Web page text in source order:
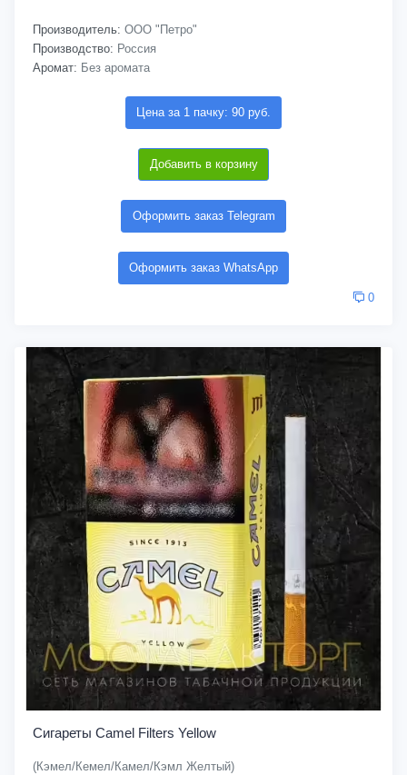
Производитель: ООО "Петро"
Производство: Россия
Аромат: Без аромата
Цена за 1 пачку: 90 руб.
Добавить в корзину
Оформить заказ Telegram
Оформить заказ WhatsApp
0
Сигареты Camel Filters Yellow
(Кэмел/Кемел/Камел/Кэмл Желтый)